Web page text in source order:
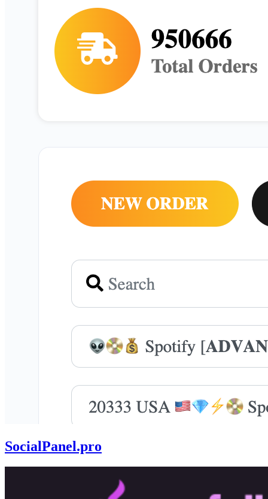
SocialPanel.pro